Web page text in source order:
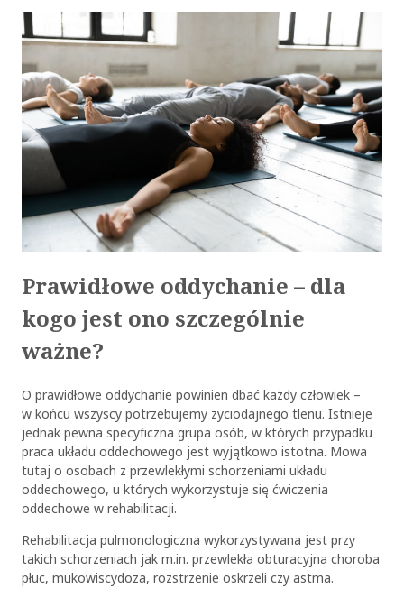
Prawidłowe oddychanie – dla
kogo jest ono szczególnie
ważne?
O prawidłowe oddychanie powinien dbać każdy człowiek –
w końcu wszyscy potrzebujemy życiodajnego tlenu. Istnieje
jednak pewna specyficzna grupa osób, w których przypadku
praca układu oddechowego jest wyjątkowo istotna. Mowa
tutaj o osobach z przewlekłymi schorzeniami układu
oddechowego, u których wykorzystuje się ćwiczenia
oddechowe w rehabilitacji.
Rehabilitacja pulmonologiczna wykorzystywana jest przy
takich schorzeniach jak m.in. przewlekła obturacyjna choroba
płuc, mukowiscydoza, rozstrzenie oskrzeli czy astma.